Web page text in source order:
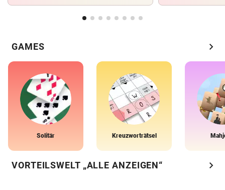
GAMES chevron_right
Solitär Kreuzworträtsel
VORTEILSWELT „ALLE ANZEIGEN“ chevron_right